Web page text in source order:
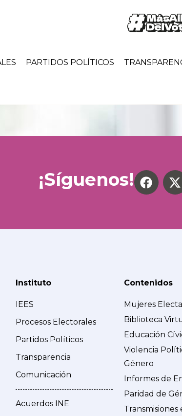
PARTIDOS POLÍTICOS
¡Síguenos!
Instituto
IEES
Procesos Electorales
Partidos Políticos
Transparencia
Comunicación
Acuerdos INE
Contenidos
Mujeres
Biblioteca
Educación
Violencia
Género
Informes de
Paridad de
Transmisiones